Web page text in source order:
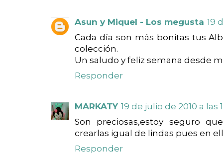
Asun y Miquel - Los megusta 19
Cada día son más bonitas tus
colección.
Un saludo y feliz semana desde
Responder
MARKATY 19 de julio de 2010 a las
Son preciosas,estoy seguro
crearlas igual de lindas pues en
Responder